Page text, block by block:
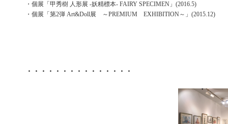
・個展「甲秀樹 人形展 ‐妖精標本‐ FAIRY SPECIMEN」(2016.5)
・個展「第2弾 Art&Doll展 ～PREMIUM EXHIBITION～」(2015.12)
・・・・・・・・・・・・・・・